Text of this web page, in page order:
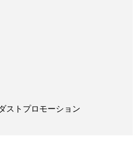
ストプロモーション